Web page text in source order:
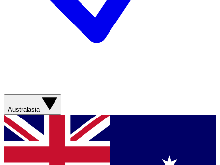
Australasia